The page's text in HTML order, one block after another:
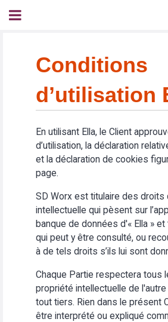
Conditions
d’utilisation
En utilisant Ella, le Client
d’utilisation, la déclaration
et la déclaration de cookies
page.
SD Worx est titulaire des droits
intellectuelle qui pèsent sur
banque de données d'« Ella »
qui peut y être consulté, ou
à de tels droits s’ils lui sont
Chaque Partie respectera tous
propriété intellectuelle de
tout tiers. Rien dans le présent
être interprété ou expliqué